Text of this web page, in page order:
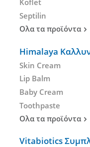
Koflet
Septilin
Ολα τα προϊόντα
Himalaya
Skin Cream
Lip Balm
Baby Cream
Toothpaste
Ολα τα προϊόντα
Vitabiotics